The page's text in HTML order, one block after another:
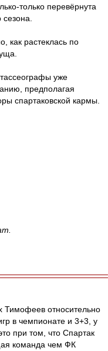
только перевёрнута
как растеклась по
уже
предполагая
спартаковской кармы.
Тимофеев относительно
в чемпионате и 3+3, у
при том, что Спартак
команда чем ФК